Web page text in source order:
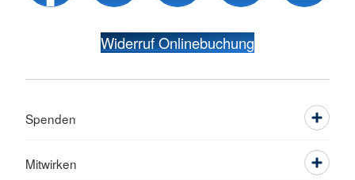
Widerruf Onlinebuchung
Spenden
Mitwirken